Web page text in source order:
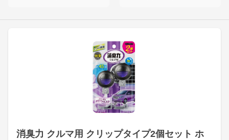
消臭力 クルマ用 クリップタイプ2個セット ホ